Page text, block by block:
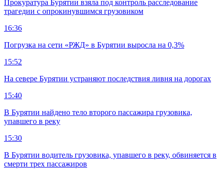
Прокуратура Бурятии взяла под контроль расследование
трагедии с опрокинувшимся грузовиком
16:36
Погрузка на сети «РЖД» в Бурятии выросла на 0,3%
15:52
На севере Бурятии устраняют последствия ливня на дорогах
15:40
В Бурятии найдено тело второго пассажира грузовика,
упавшего в реку
15:30
В Бурятии водитель грузовика, упавшего в реку, обвиняется в
смерти трех пассажиров